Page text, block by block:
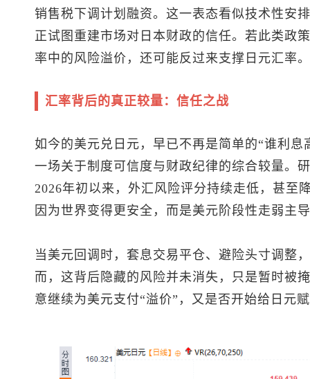
销售税下调计划融资。这一表态看似技术性安
正试图重建市场对日本财政的信任。若此类政
率中的风险溢价，还可能反过来支撑日元汇率。
汇率背后的真正较量：信任之战
如今的美元兑日元 ，早已不再是简单的“谁利
一场关于制度可信度与财政纪律的综合较量。
2026年初以来，外汇风险评分持续走低，甚至
因为世界变得更安全，而是美元阶段性走弱主
当美元回调时，套息交易平仓、避险头寸调整
而，这背后隐藏的风险并未消失，只是暂时被
意继续为美元支付“溢价”，又是否开始给日元